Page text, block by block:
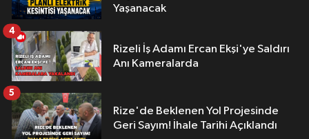
Yaşanacak
Rizeli İş Adamı Ercan Ekşi'ye Saldırı
Anı Kameralarda
4
Rize'de Beklenen Yol Projesinde
Geri Sayım! İhale Tarihi Açıklandı
5